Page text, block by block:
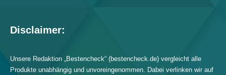
Disclaimer:
Unsere Redaktion „Bestencheck“ (bestencheck.de) vergleicht alle
Produkte unabhängig und unvoreingenommen. Dabei verlinken wir auf